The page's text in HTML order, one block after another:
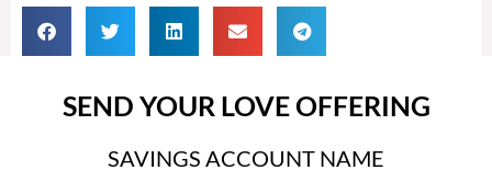
SEND YOUR LOVE OFFERING
SAVINGS ACCOUNT NAME